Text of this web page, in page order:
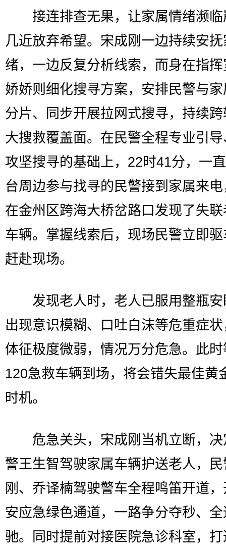
接连排查无果，让家属情绪濒临
几近放弃希望。宋成刚一边持续安
绪，一边反复分析线索，而身在指
娇娇则细化搜寻方案，安排民警与
分片、同步开展拉网式搜寻，持续
大搜救覆盖面。在民警全程专业引
攻坚搜寻的基础上，22时41分，一
台周边参与找寻的民警接到家属来
在金州区跨海大桥岔路口发现了失
车辆。掌握线索后，现场民警立即
赶赴现场。
发现老人时，老人已服用整瓶安
出现意识模糊、口吐白沫等危重症
体征极度微弱，情况万分危急。此
120急救车辆到场，将会错失最佳黄
时机。
危急关头，宋成刚当机立断，决
警王生智驾驶家属车辆护送老人，
刚、乔译楠驾驶警车全程鸣笛开道
安应急绿色通道，一路争分夺秒、
驰。同时提前对接医院急诊科室，